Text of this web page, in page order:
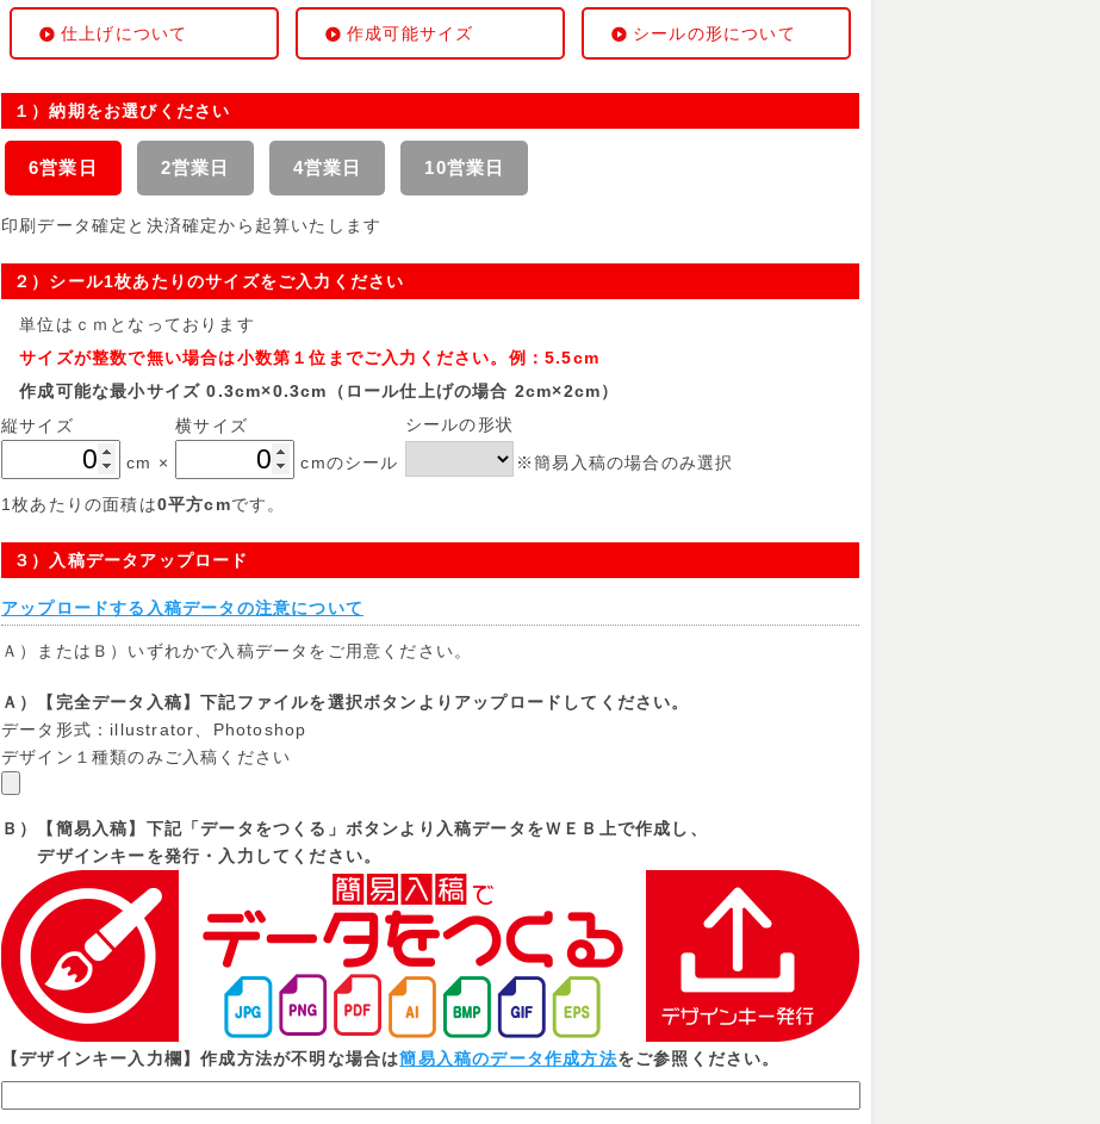
仕上げについて 作成可能サイズ シールの形について
１）納期をお選びください
6営業日 2営業日 4営業日 10営業日
印刷データ確定と決済確定から起算いたします
２）シール1枚あたりのサイズをご入力ください
単位はｃｍとなっております
サイズが整数で無い場合は小数第１位までご入力ください。例：5.5cm
作成可能な最小サイズ 0.3cm×0.3cm（ロール仕上げの場合 2cm×2cm）
縦サイズ
cm ×
横サイズ
cmのシール
シールの形状
※簡易入稿の場合のみ選択
1枚あたりの面積は0平方cmです。
３）入稿データアップロード
アップロードする入稿データの注意について
Ａ）またはＢ）いずれかで入稿データをご用意ください。
Ａ）【完全データ入稿】下記ファイルを選択ボタンよりアップロードしてください。
データ形式：illustrator、Photoshop
デザイン１種類のみご入稿ください
Ｂ）【簡易入稿】下記「データをつくる」ボタンより入稿データをＷＥＢ上で作成し、
デザインキーを発行・入力してください。
【デザインキー入力欄】作成方法が不明な場合は簡易入稿のデータ作成方法をご参照ください。